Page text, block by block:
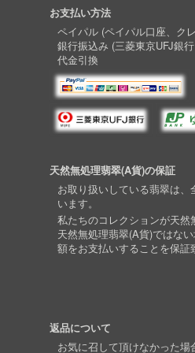
お支払い方法
ペイパル (ペイパル口座、ク
銀行振込み (三菱東京UFJ銀
代金引換
天然無処理翡翠(A貨)の保証
お取り扱いしている翡翠は
います。
私たちのコレクションが天
天然無処理翡翠(A貨)ではな
額をお支払いすることを保証
返品について
お気に召して頂けなかった